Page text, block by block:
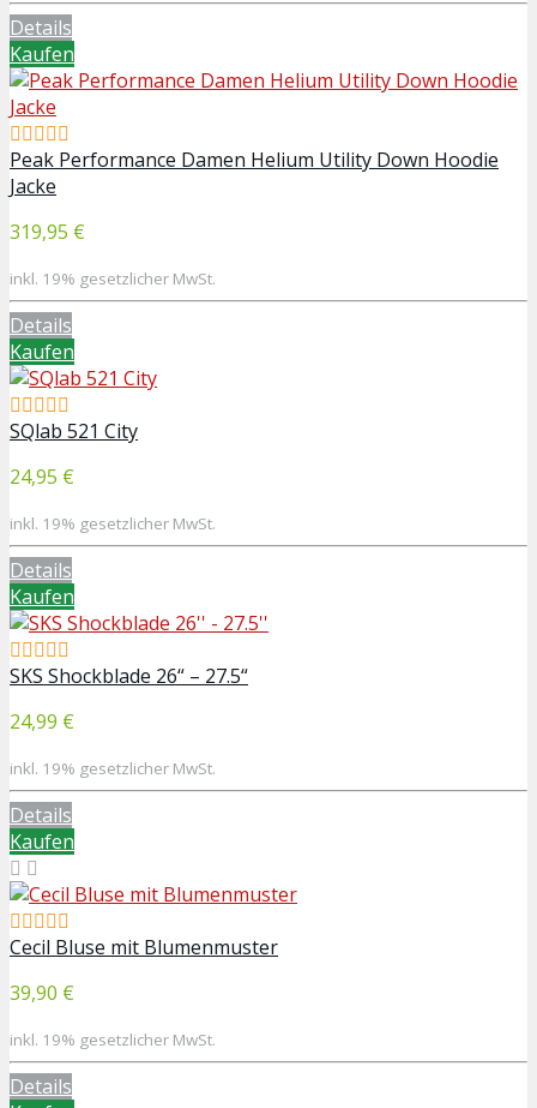
Details
Kaufen
Peak Performance Damen Helium Utility Down Hoodie
Jacke
319,95 €
inkl. 19% gesetzlicher MwSt.
Details
Kaufen
SQlab 521 City
24,95 €
inkl. 19% gesetzlicher MwSt.
Details
Kaufen
SKS Shockblade 26“ – 27.5“
24,99 €
inkl. 19% gesetzlicher MwSt.
Details
Kaufen
Cecil Bluse mit Blumenmuster
39,90 €
inkl. 19% gesetzlicher MwSt.
Details